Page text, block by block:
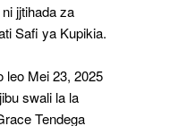
jjtihada za
Safi ya Kupikia.
leo Mei 23, 2025
swali la la
Tendega